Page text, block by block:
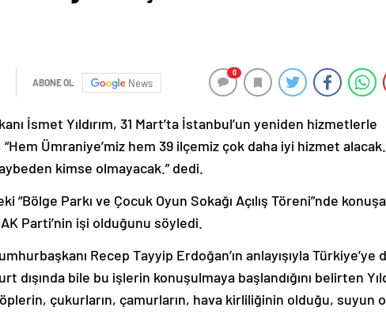
ABONE OL News
0
İsmet Yıldırım, 31 Mart’ta İstanbul’un yeniden hizmetlerle
Ümraniye’miz hem 39 ilçemiz çok daha iyi hizmet
kimse olmayacak.” dedi.
“Bölge Parkı ve Çocuk Oyun Sokağı Açılış Töreni”nde
Parti’nin işi olduğunu söyledi.
Recep Tayyip Erdoğan’ın anlayışıyla Türkiye’ye
dışında bile bu işlerin konuşulmaya başlandığını belirten
çukurların, çamurların, hava kirliliğinin olduğu, suyun